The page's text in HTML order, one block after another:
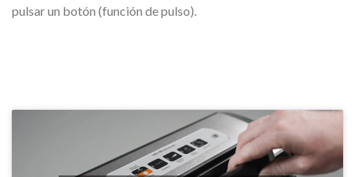
pulsar un botón (función de pulso).